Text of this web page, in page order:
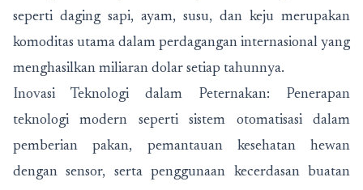
seperti daging sapi, ayam, susu, dan keju merupakan
komoditas utama dalam perdagangan internasional yang
menghasilkan miliaran dolar setiap tahunnya.
Inovasi Teknologi dalam Peternakan: Penerapan
teknologi modern seperti sistem otomatisasi dalam
pemberian pakan, pemantauan kesehatan hewan
dengan sensor, serta penggunaan kecerdasan buatan